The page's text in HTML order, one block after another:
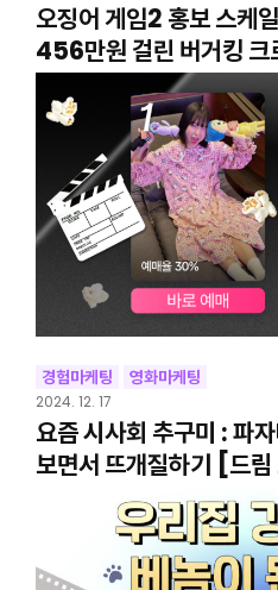
오징어 게임2 홍보 스케
456만원 걸린 버거킹 크
경험마케팅 영화마케팅
2024. 12. 17
요즘 시사회 추구미 : 파
보면서 뜨개질하기 [드